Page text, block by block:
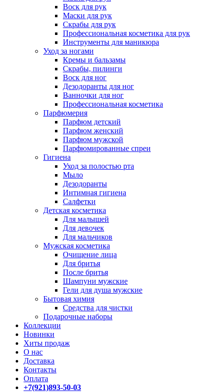
Воск для рук
Маски для рук
Скрабы для рук
Профессиональная косметика для рук
Инструменты для маникюра
Уход за ногами
Кремы и бальзамы
Скрабы, пилинги
Воск для ног
Дезодоранты для ног
Ванночки для ног
Профессиональная косметика
Парфюмерия
Парфюм детский
Парфюм женский
Парфюм мужской
Парфюмированные спреи
Гигиена
Уход за полостью рта
Мыло
Дезодоранты
Интимная гигиена
Салфетки
Детская косметика
Для малышей
Для девочек
Для мальчиков
Мужская косметика
Очищение лица
Для бритья
После бритья
Шампуни мужские
Гели для душа мужские
Бытовая химия
Средства для чистки
Подарочные наборы
Коллекции
Новинки
Хиты продаж
О нас
Доставка
Контакты
Оплата
+7(921)893-50-03